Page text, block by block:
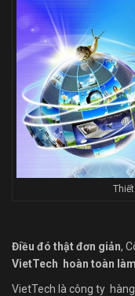
Điều đó thật đơn giản,
VietTech hoàn toàn
VietTech là công ty